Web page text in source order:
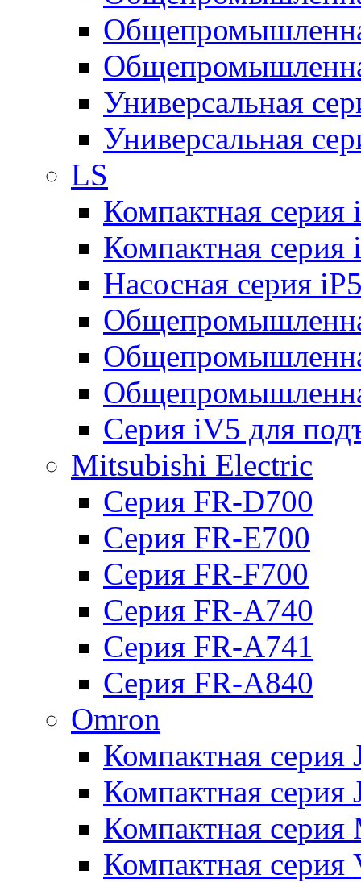
Универсальная
Универсальная
LS
Компактная серия
Компактная серия
Насосная серия
Серия iV5 для
Mitsubishi Electric
Серия FR-D700
Серия FR-E700
Серия FR-F700
Серия FR-А740
Серия FR-А741
Серия FR-А840
Omron
Компактная серия
Компактная серия
Компактная серия
Компактная серия